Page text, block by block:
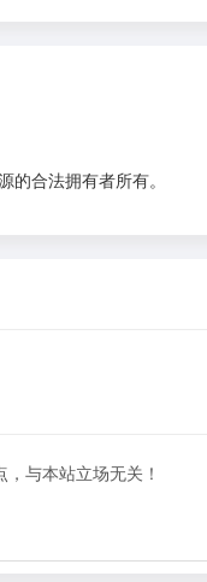
的合法拥有者所有。
与本站立场无关！